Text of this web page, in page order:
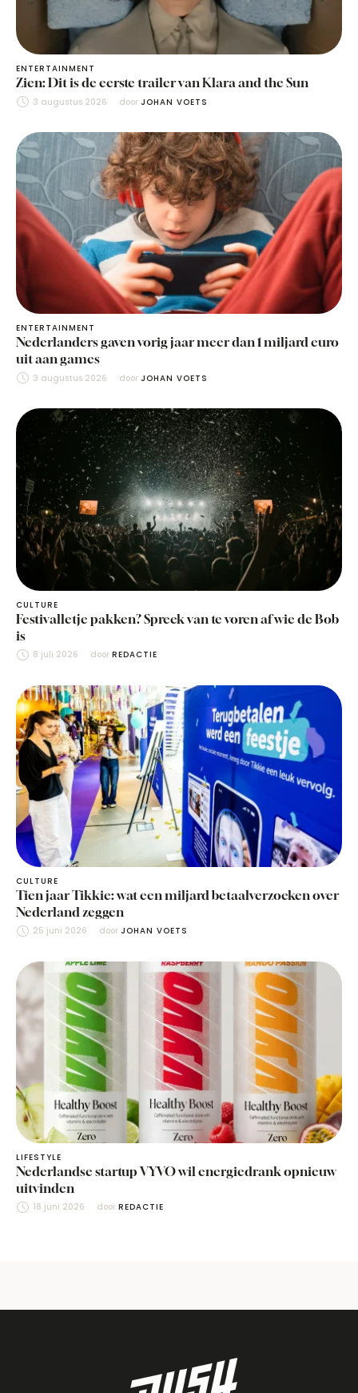
ENTERTAINMENT
Zien: Dit is de eerste trailer van Klara and the Sun
3 augustus 2026 door JOHAN VOETS
ENTERTAINMENT
Nederlanders gaven vorig jaar meer dan 1 miljard euro
uit aan games
3 augustus 2026 door JOHAN VOETS
CULTURE
Festivalletje pakken? Spreek van te voren af wie de Bob
is
8 juli 2026 door REDACTIE
CULTURE
Tien jaar Tikkie: wat een miljard betaalverzoeken over
Nederland zeggen
25 juni 2026 door JOHAN VOETS
LIFESTYLE
Nederlandse startup VYVO wil energiedrank opnieuw
uitvinden
18 juni 2026 door REDACTIE